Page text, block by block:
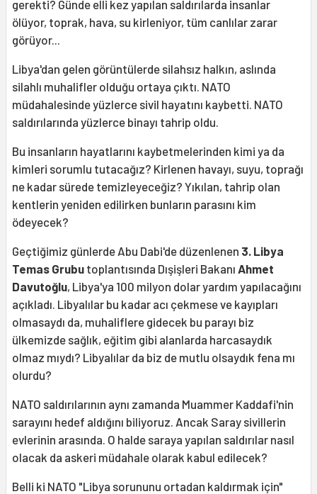
gerekti? Günde elli kez yapılan saldırılarda insanlar
ölüyor, toprak, hava, su kirleniyor, tüm canlılar zarar
görüyor...
Libya'dan gelen görüntülerde silahsız halkın, aslında
silahlı muhalifler olduğu ortaya çıktı. NATO
müdahalesinde yüzlerce sivil hayatını kaybetti. NATO
saldırılarında yüzlerce binayı tahrip oldu.
Bu insanların hayatlarını kaybetmelerinden kimi ya da
kimleri sorumlu tutacağız? Kirlenen havayı, suyu, toprağı
ne kadar sürede temizleyeceğiz? Yıkılan, tahrip olan
kentlerin yeniden edilirken bunların parasını kim
ödeyecek?
Geçtiğimiz günlerde Abu Dabi'de düzenlenen 3. Libya
Temas Grubu toplantısında Dışişleri Bakanı Ahmet
Davutoğlu, Libya'ya 100 milyon dolar yardım yapılacağını
açıkladı. Libyalılar bu kadar acı çekmese ve kayıpları
olmasaydı da, muhaliflere gidecek bu parayı biz
ülkemizde sağlık, eğitim gibi alanlarda harcasaydık
olmaz mıydı? Libyalılar da biz de mutlu olsaydık fena mı
olurdu?
NATO saldırılarının aynı zamanda Muammer Kaddafi'nin
sarayını hedef aldığını biliyoruz. Ancak Saray sivillerin
evlerinin arasında. O halde saraya yapılan saldırılar nasıl
olacak da askeri müdahale olarak kabul edilecek?
Belli ki NATO "Libya sorununu ortadan kaldırmak için"